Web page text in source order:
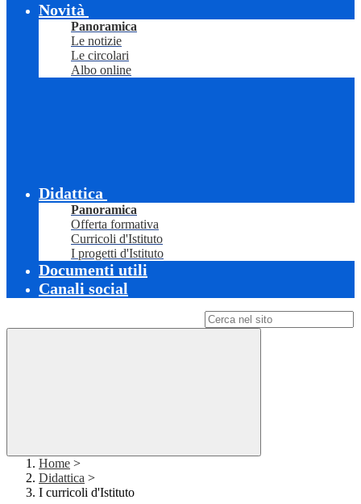
Novità
Panoramica
Le notizie
Le circolari
Albo online
Didattica
Panoramica
Offerta formativa
Curricoli d'Istituto
I progetti d'Istituto
Documenti utili
Canali social
Home >
Didattica >
I curricoli d'Istituto